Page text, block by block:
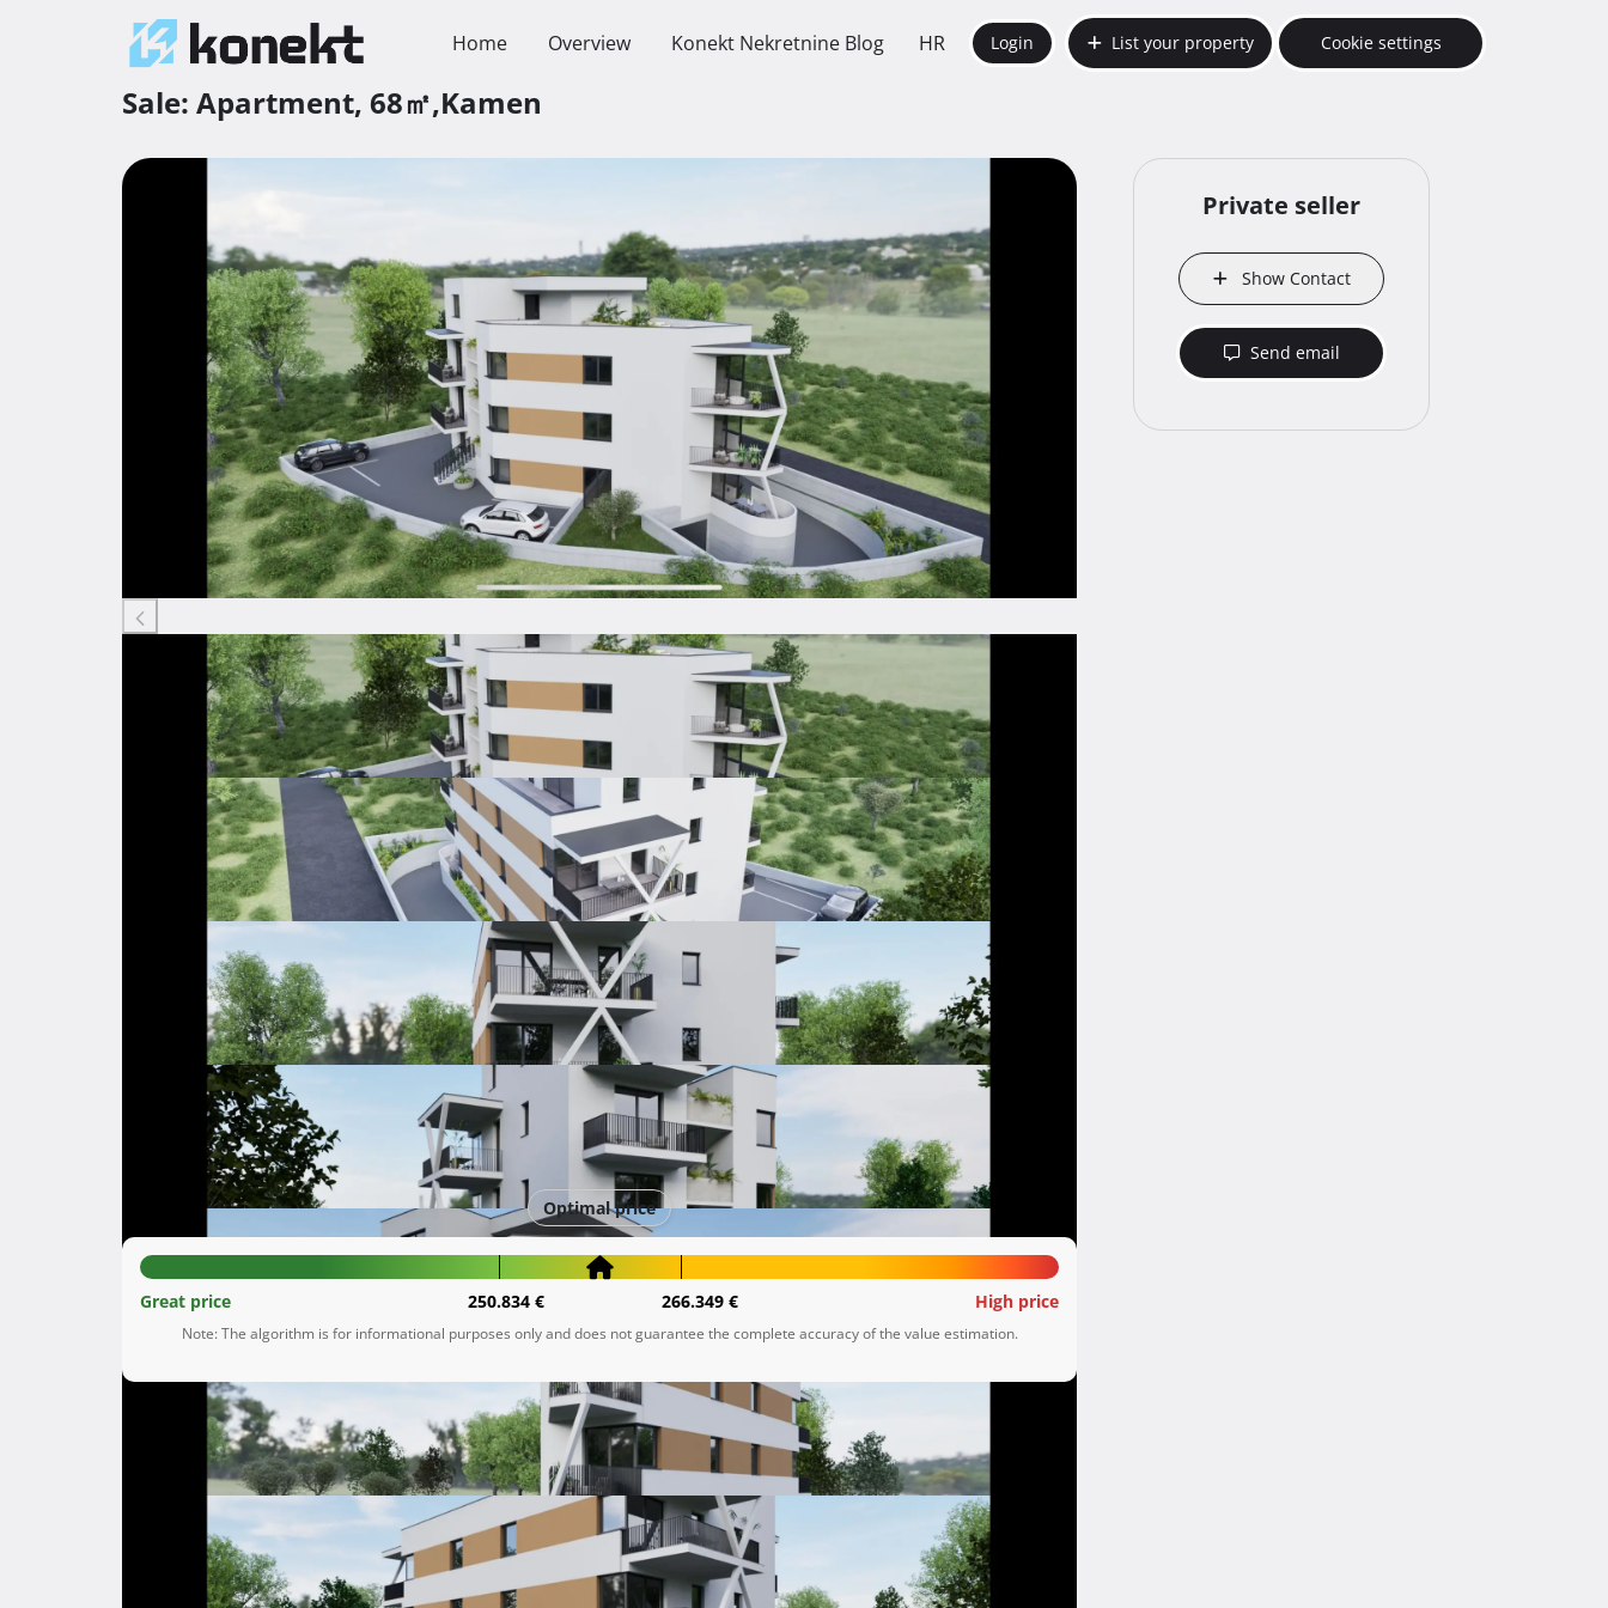
Home Overview Konekt Nekretnine Blog HR Login List your property Cookie settings
Sale: Apartment, 68㎡,Kamen
Listing ID: 29587937
Kamen
Splitsko-dalmatinska županija
257.222 €
Optimal price
Great price 250.834 € 266.349 € High price
Note: The algorithm is for informational purposes only and does not guarantee the complete accuracy of the value estimation.
Description
Alkarskoj ulici, u naselju Kamen. Moderno dizajnirani stanovi na vrhunskoj lokaciji pružit će vam sve što je
potrebno za udoban i kvalitetan život.
Osam stanova u ovoj zgradi dostupno je u različitim veličinama, u rasponu kvadrature od 40 do 85
četvornih metara, uključujući jednosobne, dvosobne i trosobne stanove. Stanovi su opremljeni
Private seller
Show Contact
Send email